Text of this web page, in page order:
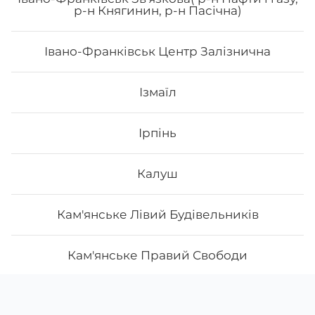
р-н Княгинин, р-н Пасічна)
Івано-Франківськ Центр Залізнична
Ізмаїл
Ірпінь
Калуш
Кам'янське Лівий Будівельників
Кам'янське Правий Свободи